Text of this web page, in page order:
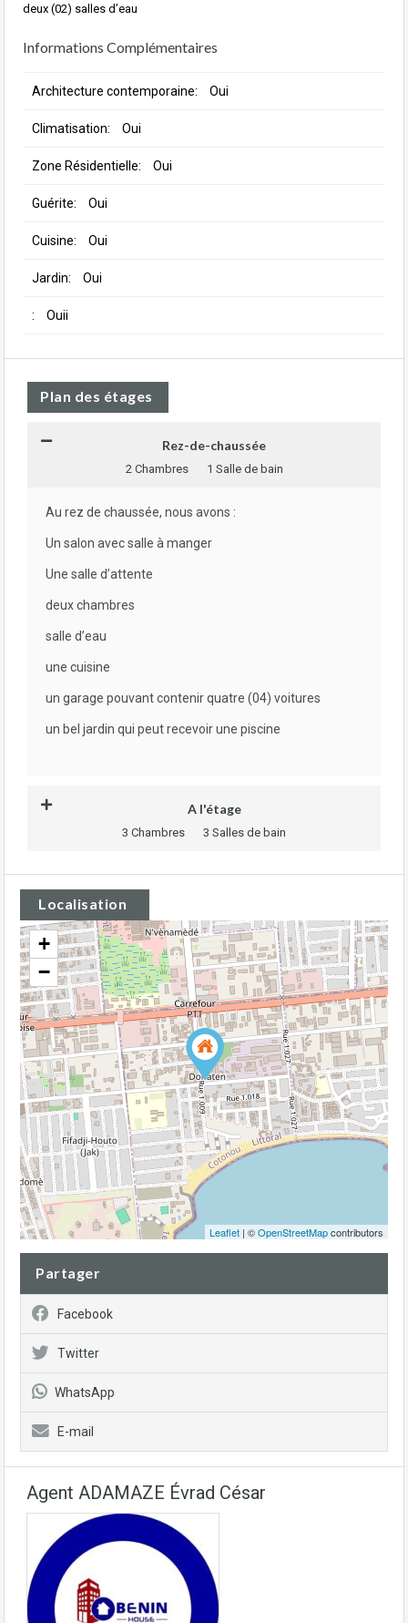
deux (02) salles d’eau
Informations Complémentaires
Architecture contemporaine: Oui
Climatisation: Oui
Zone Résidentielle: Oui
Guérite: Oui
Cuisine: Oui
Jardin: Oui
: Ouii
Plan des étages
Rez-de-chaussée
2 Chambres 1 Salle de bain
Au rez de chaussée, nous avons :
Un salon avec salle à manger
Une salle d’attente
deux chambres
salle d’eau
une cuisine
un garage pouvant contenir quatre (04) voitures
un bel jardin qui peut recevoir une piscine
A l'étage
3 Chambres 3 Salles de bain
Localisation
+
−
Leaflet | ©OpenStreetMapcontributors
Partager
Facebook
Twitter
WhatsApp
E-mail
Agent ADAMAZE Évrad César